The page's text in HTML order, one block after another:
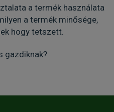
a termék használata
a termék minősége,
hogy tetszett.
gazdiknak?